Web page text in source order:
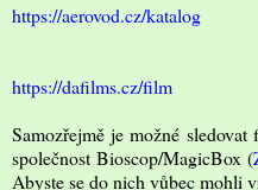
https://aerovod.cz/katalog
https://dafilms.cz/film
Samozřejmě je možné
společnost Bioscop/MagicBox (
Abyste se do nich vůbec mohli